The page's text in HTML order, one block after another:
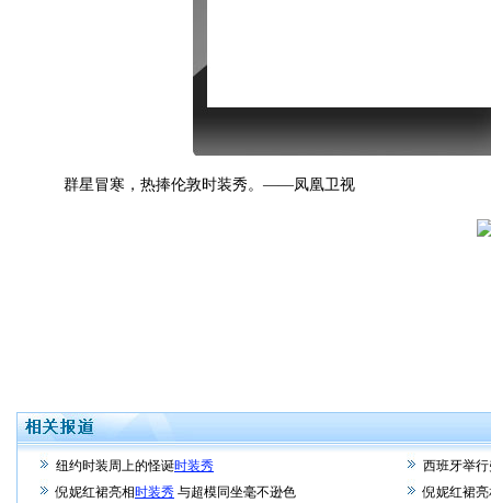
群星冒寒，热捧伦敦时装秀。——凤凰卫视
纽约时装周上的怪诞时装秀
西班牙举
倪妮红裙亮相时装秀 与超模同坐毫不逊色
倪妮红裙